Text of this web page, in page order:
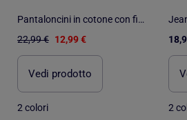
Pantaloncini in cotone con fiori e cintura elastica
22,99 € 12,99 €
Vedi prodotto
2 colori 2